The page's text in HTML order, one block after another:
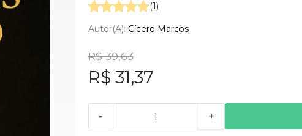
(1)
Autor(a): Cícero Marcos
R$ 39,63
R$ 31,37
- +